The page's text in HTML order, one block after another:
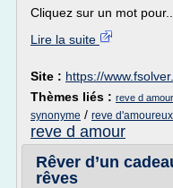
Cliquez sur un mot pour...
Lire la suite
Site : https://
Thèmes liés : reve d
synonyme / reve
reve d amour
Rêver d’un
rêves